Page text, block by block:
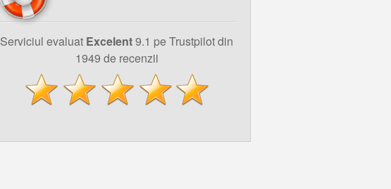
Serviciul evaluat Excelent9.1 pe Trustpilot din
1949 de recenzii